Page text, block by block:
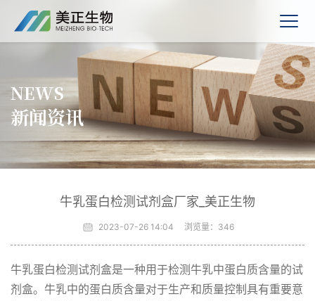
NEWS
新闻资讯
牛乳蛋白检测试剂盒厂家_美正生物
2023-07-26 14:04 浏览量： 346
牛乳蛋白检测试剂盒是一种用于检测牛乳中蛋白质含量的试
剂盒。牛乳中的蛋白质含量对于生产和质量控制具有重要意